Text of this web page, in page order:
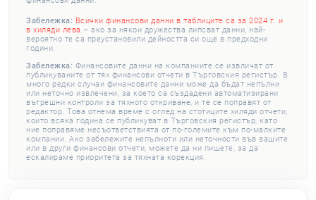
Забележка: Всички финансови данни в таблиците са за 2024 г. и
в хиляди лева – ако за някои дружества липсват данни, най-
вероятно те са преустановили дейността си още в предходни
години.
Забележка: Финансовите данни на компаниите се извличат от
публикуваните от тях финансови отчети в Търговския регистър. В
много редки случаи финансовите данни може да бъдат непълни
или неточно извлечени, за което са създадени автоматизирани
вътрешни контроли за тяхното откриване, и те се поправят от
редактор. Това отнема време с оглед на стотиците хиляди отчети,
които всяка година се публикуват в Търговския регистър, като
ние поправяме несъответствията от по-големите към по-малките
компании. Ако забележите непълноти или неточности във вашите
или в други финансови отчети, можете да ни пишете, за да
ескалираме приоритета за тяхната корекция.